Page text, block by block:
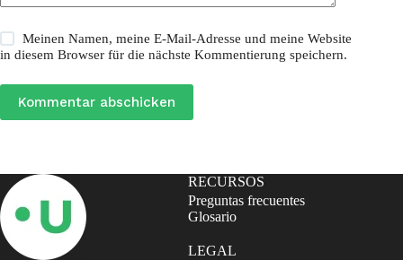
Meinen Namen, meine E-Mail-Adresse und meine Website
in diesem Browser für die nächste Kommentierung speichern.
Kommentar abschicken
RECURSOS
Preguntas frecuentes
Glosario
LEGAL